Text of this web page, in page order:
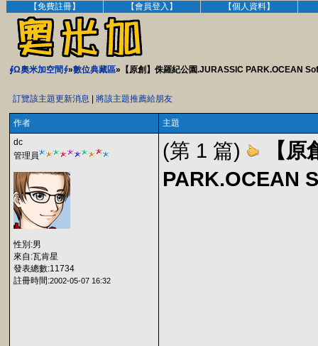
【免費註冊】 【會員登入】 【個人資料】
∮Ω奧米加空間∮»數位典藏區»【原創】侏羅紀公園.JURASSIC PARK.OCEAN
訂覽該主題更新消息 將該主題推薦給朋友
作者
主題
dc
管理員
性別:男
來自:瓦肯星
發表總數:11734
註冊時間:2002-05-07 16:32
(第 1 篇)
【
PARK.OCEAN